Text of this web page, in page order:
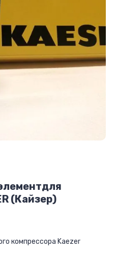
(Кайзер)
компрессора Kaezer